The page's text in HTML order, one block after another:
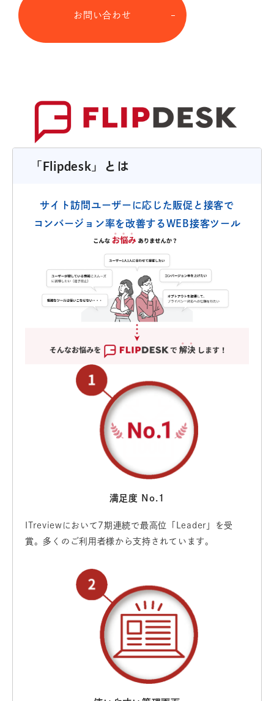
お問い合わせ
「Flipdesk」とは
サイト訪問ユーザーに応じた販促と接客で
コンバージョン率を改善するWEB接客ツール
満足度 No.1
ITreviewにおいて7期連続で最高位「Leader」を受
賞。多くのご利用者様から支持されています。